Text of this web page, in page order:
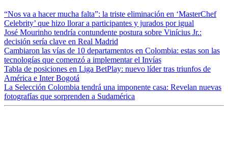
“Nos va a hacer mucha falta”: la triste eliminación en ‘MasterChef
Celebrity’ que hizo llorar a participantes y jurados por igual
José Mourinho tendría contundente postura sobre Vinícius Jr.:
decisión sería clave en Real Madrid
Cambiaron las vías de 10 departamentos en Colombia: estas son las
tecnologías que comenzó a implementar el Invías
Tabla de posiciones en Liga BetPlay: nuevo líder tras triunfos de
América e Inter Bogotá
La Selección Colombia tendrá una imponente casa: Revelan nuevas
fotografías que sorprenden a Sudamérica